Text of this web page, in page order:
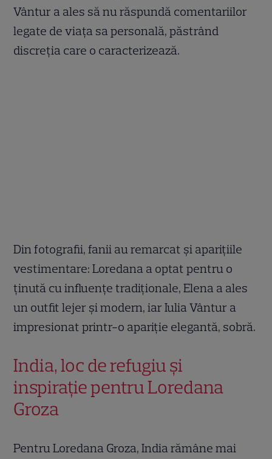
Vântur a ales să nu răspundă comentariilor
legate de viața sa personală, păstrând
discreția care o caracterizează.
Din fotografii, fanii au remarcat și aparițiile
vestimentare: Loredana a optat pentru o
ținută cu influențe tradiționale, Elena a ales
un outfit lejer și modern, iar Iulia Vântur a
impresionat printr-o apariție elegantă, sobră.
India, loc de refugiu și
inspirație pentru Loredana
Groza
Pentru Loredana Groza, India rămâne mai